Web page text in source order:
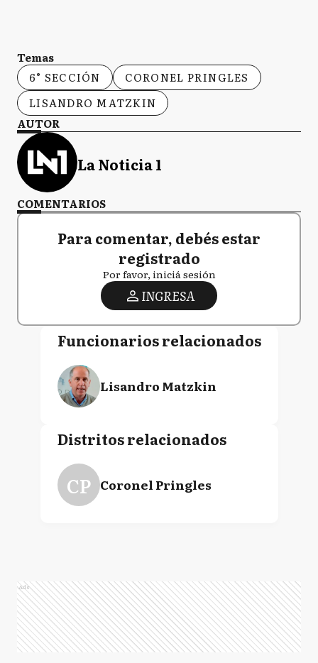
Temas
6° SECCIÓN
CORONEL PRINGLES
LISANDRO MATZKIN
AUTOR
La Noticia 1
COMENTARIOS
Para comentar, debés estar
registrado
Por favor, iniciá sesión
INGRESA
Funcionarios relacionados
Lisandro Matzkin
Distritos relacionados
CP Coronel Pringles
Ads